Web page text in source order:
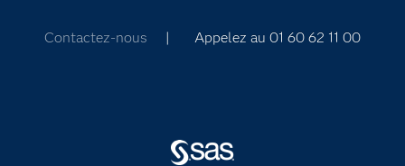
Contactez-nous | Appelez au 01 60 62 11 00